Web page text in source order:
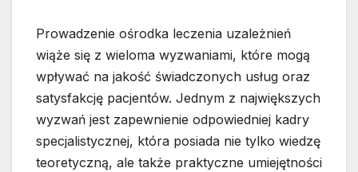
Prowadzenie ośrodka leczenia uzależnień
wiąże się z wieloma wyzwaniami, które mogą
wpływać na jakość świadczonych usług oraz
satysfakcję pacjentów. Jednym z największych
wyzwań jest zapewnienie odpowiedniej kadry
specjalistycznej, która posiada nie tylko wiedzę
teoretyczną, ale także praktyczne umiejętności